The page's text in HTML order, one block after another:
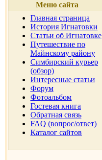
Меню сайта
Главная страница
История Игнатовки
Статьи об Игнатовке
Путешествие по
Майнскому району
Симбирский курьер
(обзор)
Интересные статьи
Форум
Фотоальбом
Гостевая книга
Обратная связь
FAQ (вопрос/ответ)
Каталог сайтов